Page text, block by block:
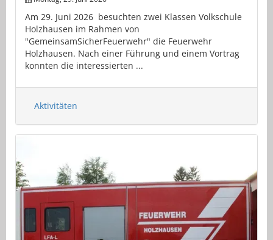
Am 29. Juni 2026 besuchten zwei Klassen Volkschule
Holzhausen im Rahmen von
"GemeinsamSicherFeuerwehr" die Feuerwehr
Holzhausen. Nach einer Führung und einem Vortrag
konnten die interessierten ...
Aktivitäten